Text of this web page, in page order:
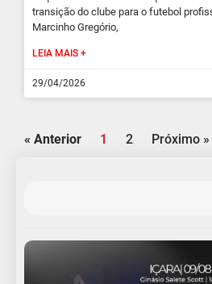
transição do clube para o futebol
Marcinho Gregório,
LEIA MAIS +
29/04/2026
« Anterior 1 2 Próximo »